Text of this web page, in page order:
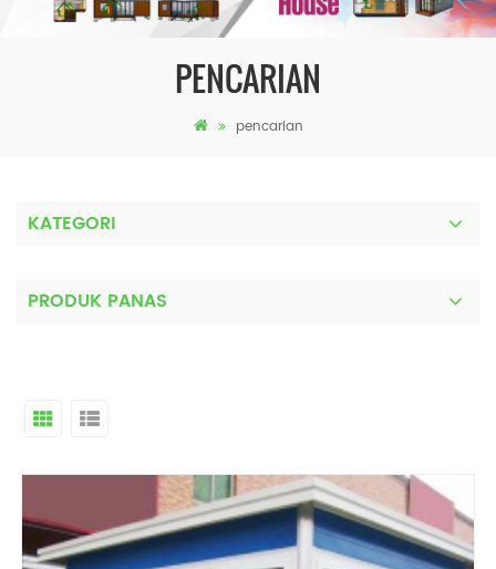
PENCARIAN
pencarian
KATEGORI
PRODUK PANAS